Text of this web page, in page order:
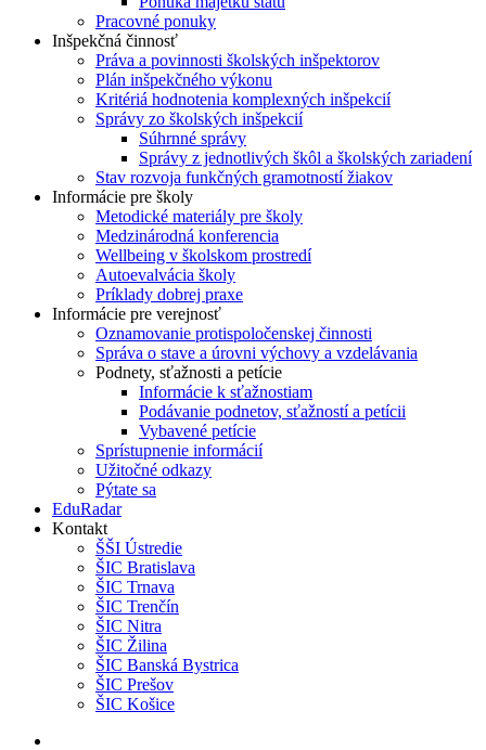
Pracovné ponuky
Inšpekčná činnosť
Práva a povinnosti školských inšpektorov
Plán inšpekčného výkonu
Kritériá hodnotenia komplexných inšpekcií
Správy zo školských inšpekcií
Súhrnné správy
Správy z jednotlivých škôl a školských zariadení
Stav rozvoja funkčných gramotností žiakov
Informácie pre školy
Metodické materiály pre školy
Medzinárodná konferencia
Wellbeing v školskom prostredí
Autoevalvácia školy
Príklady dobrej praxe
Informácie pre verejnosť
Oznamovanie protispoločenskej činnosti
Správa o stave a úrovni výchovy a vzdelávania
Podnety, sťažnosti a petície
Informácie k sťažnostiam
Podávanie podnetov, sťažností a petícii
Vybavené petície
Sprístupnenie informácií
Užitočné odkazy
Pýtate sa
EduRadar
Kontakt
ŠŠI Ústredie
ŠIC Bratislava
ŠIC Trnava
ŠIC Trenčín
ŠIC Nitra
ŠIC Žilina
ŠIC Banská Bystrica
ŠIC Prešov
ŠIC Košice